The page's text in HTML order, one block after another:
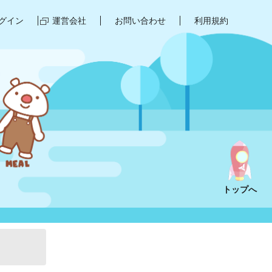
イン 運営会社 お問い合わせ 利用規約
トップへ